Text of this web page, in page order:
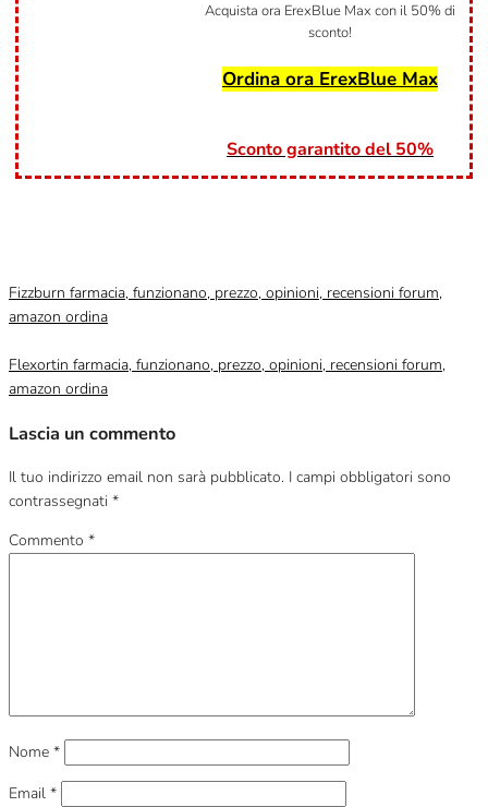
Acquista ora ErexBlue Max con il 50% di
sconto!
Ordina ora ErexBlue Max
Sconto garantito del 50%
Fizzburn farmacia, funzionano, prezzo, opinioni, recensioni forum,
amazon ordina
Flexortin farmacia, funzionano, prezzo, opinioni, recensioni forum,
amazon ordina
Lascia un commento
Il tuo indirizzo email non sarà pubblicato. I campi obbligatori sono
contrassegnati *
Commento *
Nome *
Email *